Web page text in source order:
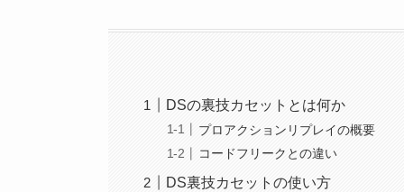
DSの裏技カセットとは何か
プロアクションリプレイの概要
コードフリークとの違い
DS裏技カセットの使い方